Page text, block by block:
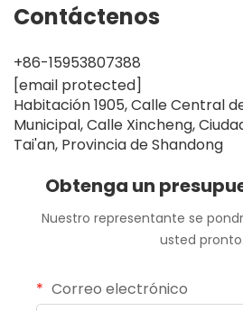
Contáctenos
+86-15953807388
[email protected]
Habitación 1905, Calle Central
Municipal, Calle Xincheng,
Tai'an, Provincia de Shandong
Obtenga un
Nuestro representante se
usted pronto.
Correo electrónico